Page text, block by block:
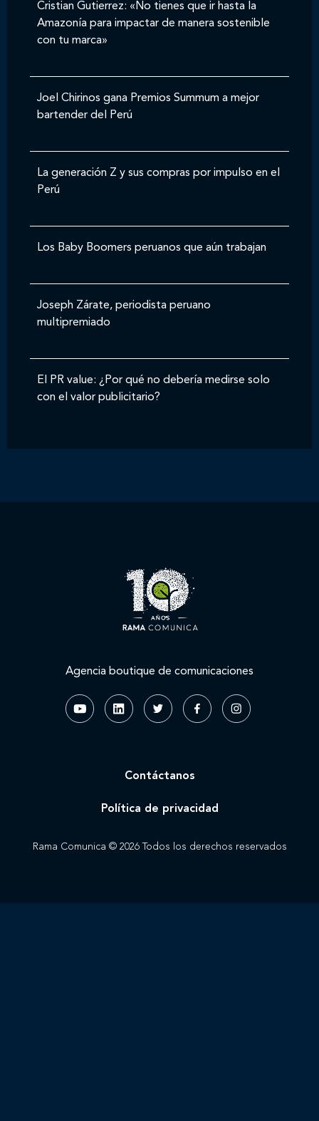
Cristian Gutierrez: «No tienes que ir hasta la
Amazonía para impactar de manera sostenible
con tu marca»
Joel Chirinos gana Premios Summum a mejor
bartender del Perú
La generación Z y sus compras por impulso en el
Perú
Los Baby Boomers peruanos que aún trabajan
Joseph Zárate, periodista peruano
multipremiado
El PR value: ¿Por qué no debería medirse solo
con el valor publicitario?
Agencia boutique de comunicaciones
Rama Comunica © 2026 Todos los derechos reservados
Contáctanos
Política de privacidad